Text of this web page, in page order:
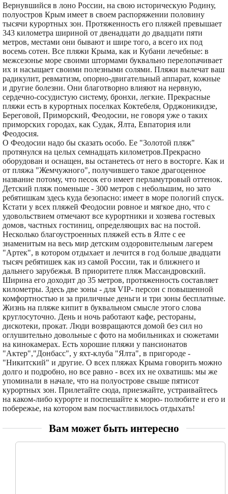
Вернувшийся в лоно России, на свою историческую Родину,
полуостров Крым имеет в своем распоряжении половину
тысячи курортных зон. Протяженность его пляжей превышает
343 километра шириной от двенадцати до двадцати пяти
метров, местами они бывают и шире того, а всего их под
восемь сотен. Все пляжи Крыма, как и Кубани лечебные: в
межсезонье море своими штормами буквально перелопачивает
их и насыщает своими полезными солями. Пляжи вылечат ваш
радикулит, ревматизм, опорно-двигательный аппарат, кожные
и другие болезни. Они благотворно влияют на нервную,
сердечно-сосудистую систему, бронхи, легкие. Прекрасные
пляжи есть в курортных поселках Коктебеля, Орджоникидзе,
Береговой, Приморский, Феодосии, не говоря уже о таких
приморских городах, как Судак, Ялта, Евпатория или
Феодосия.
О Феодосии надо бы сказать особо. Ее "Золотой пляж"
протянулся на целых семнадцать километров.Прекрасно
оборудован и оснащен, вы останетесь от него в восторге. Как и
от пляжа "Жемчужного", получившего такое драгоценное
название потому, что песок его имеет перламутровый оттенок.
Детский пляж поменьше - 300 метров с небольшим, но зато
ребятишкам здесь куда безопасно: имеет в море пологий спуск.
Кстати у всех пляжей Феодосии ровное и мягкое дно, что с
удовольствием отмечают все курортники и хозяева гостевых
домов, частных гостиниц, определяющих вас на постой.
Несколько благоустроенных пляжей есть в Ялте с ее
знаменитым на весь мир детским оздоровительным лагерем
"Артек", в котором отдыхает и лечится в год больше двадцати
тысяч ребятишек как из самой России, так и ближнего и
дальнего зарубежья. В приоритете пляж Массандровский.
Ширина его доходит до 35 метров, протяженность составляет
километры. Здесь две зоны - для VIP- персон с повышенной
комфортностью и за приличные деньги и три зоны бесплатные.
Жизнь на пляже кипит в буквальном смысле этого слова
круглосуточно. День и ночь работают кафе, рестораны,
дискотеки, прокат. Люди возвращаются домой без сил но
оглушительно довольные с фото на мобильниках и сюжетами
на кинокамерах. Есть хорошие пляжи у пансионатов
"Актер","Донбасс", у яхт-клуба "Ялта", в пригороде -
"Никитский" и другие. О всех пляжах Крыма говорить можно
долго и подробно, но все равно - всех их не охватишь: мы же
упоминали в начале, что на полуострове свыше пятисот
курортных зон. Прилетайте сюда, приезжайте, устраивайтесь
на каком-либо курорте и поспешайте к морю- полюбите и его и
побережье, на котором вам посчастливилось отдыхать!
Вам может быть интересно